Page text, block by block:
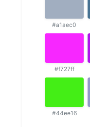
#a1aec0
#f727ff
#44ee16